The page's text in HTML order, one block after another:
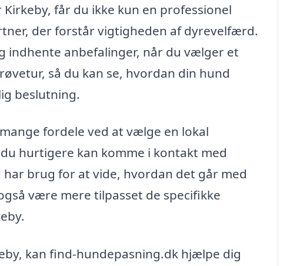
får du ikke kun en professionel
der forstår vigtigheden af dyrevelfærd.
indhente anbefalinger, når du vælger et
så du kan se, hvordan din hund
beslutning.
fordele ved at vælge en lokal
hurtigere kan komme i kontakt med
brug for at vide, hvordan det går med
være mere tilpasset de specifikke
kan find-hundepasning.dk hjælpe dig